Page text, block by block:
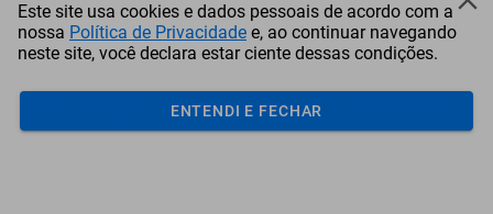
814 pontos + R$ 9,34
Este site usa cookies e dados pessoais de acordo com a
nossa Política de Privacidade e, ao continuar navegando
neste site, você declara estar ciente dessas condições.
ENTENDI E FECHAR